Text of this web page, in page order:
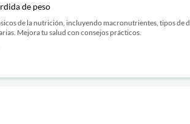
de peso
de la nutrición, incluyendo macronutrientes, tipos de
Mejora tu salud con consejos prácticos.